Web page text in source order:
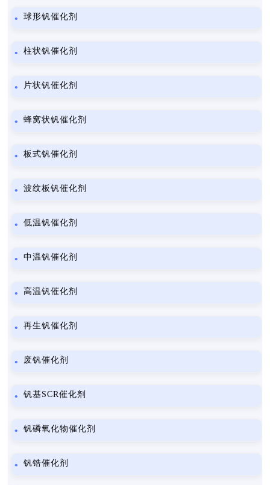
球形钒催化剂
柱状钒催化剂
片状钒催化剂
蜂窝状钒催化剂
板式钒催化剂
波纹板钒催化剂
低温钒催化剂
中温钒催化剂
高温钒催化剂
再生钒催化剂
废钒催化剂
钒基SCR催化剂
钒磷氧化物催化剂
钒锆催化剂